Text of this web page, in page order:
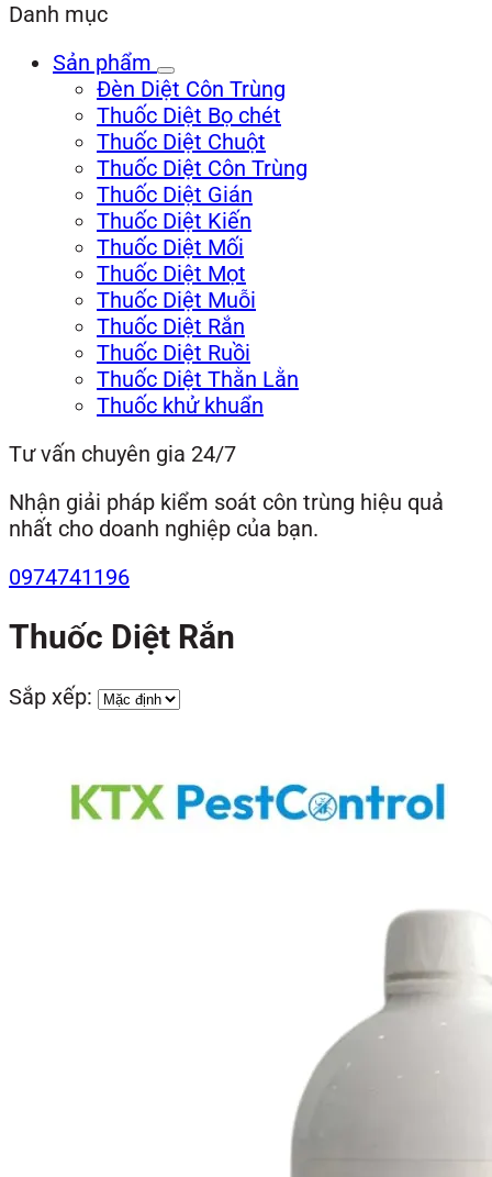
Danh mục
Sản phẩm
Đèn Diệt Côn Trùng
Thuốc Diệt Bọ chét
Thuốc Diệt Chuột
Thuốc Diệt Côn Trùng
Thuốc Diệt Gián
Thuốc Diệt Kiến
Thuốc Diệt Mối
Thuốc Diệt Mọt
Thuốc Diệt Muỗi
Thuốc Diệt Rắn
Thuốc Diệt Ruồi
Thuốc Diệt Thằn Lằn
Thuốc khử khuẩn
Tư vấn chuyên gia 24/7
Nhận giải pháp kiểm soát côn trùng hiệu quả
nhất cho doanh nghiệp của bạn.
0974741196
Thuốc Diệt Rắn
Sắp xếp: